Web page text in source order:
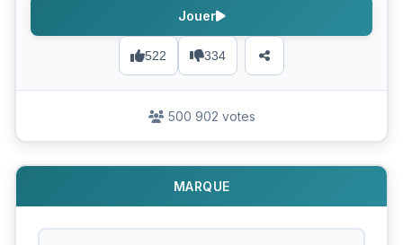
522 334
Jouer
500 902 votes
MARQUE